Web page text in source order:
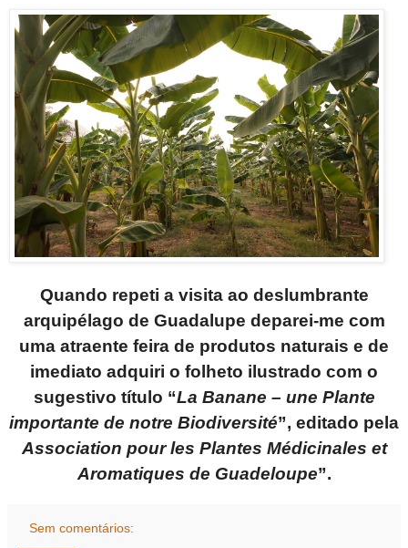
Quando repeti a visita ao deslumbrante
arquipélago de Guadalupe deparei-me com
uma atraente feira de produtos naturais e de
imediato adquiri o folheto ilustrado com o
sugestivo título “La Banane – une Plante
importante de notre Biodiversité”, editado pela
Association pour les Plantes Médicinales et
Aromatiques de Guadeloupe”.
Sem comentários: